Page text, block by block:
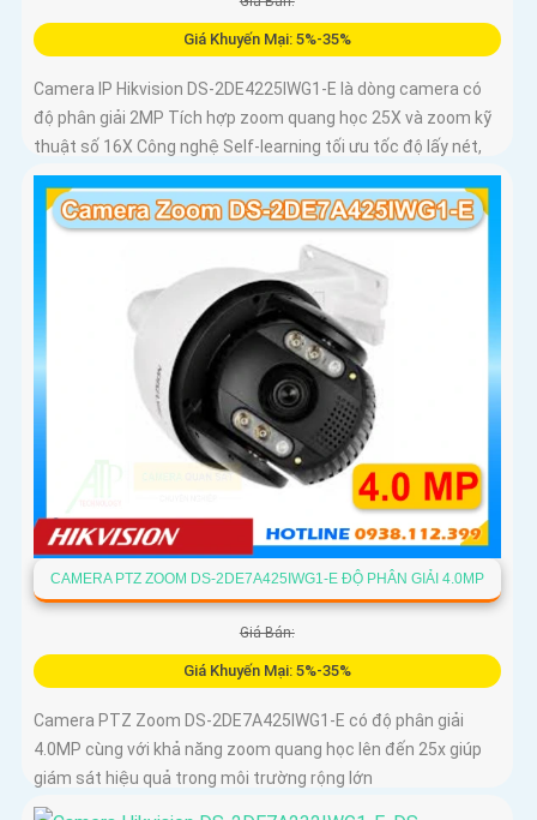
Giá Khuyến Mại: 5%-35%
Camera IP Hikvision DS-2DE4225IWG1-E là dòng camera có
độ phân giải 2MP Tích hợp zoom quang học 25X và zoom kỹ
thuật số 16X Công nghệ Self-learning tối ưu tốc độ lấy nét,
trong khi AI AcuSense hỗ trợ nhận diện người và phương
tiện, chụp tối đa 5 khuôn mặt đồng thời
CAMERA PTZ ZOOM DS-2DE7A425IWG1-E ĐỘ PHÂN GIẢI 4.0MP
Giá Bán:
Giá Khuyến Mại: 5%-35%
Camera PTZ Zoom DS-2DE7A425IWG1-E có độ phân giải
4.0MP cùng với khả năng zoom quang học lên đến 25x giúp
giám sát hiệu quả trong môi trường rộng lớn